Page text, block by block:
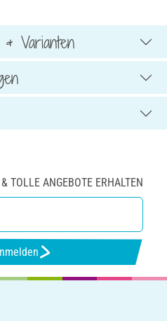
Varianten
TOLLE ANGEBOTE ERHALTEN